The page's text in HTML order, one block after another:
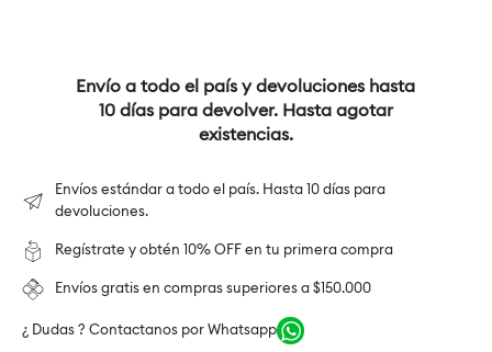
Envío a todo el país y devoluciones hasta
10 días para devolver. Hasta agotar
existencias.
Envíos estándar a todo el país. Hasta 10 días para
devoluciones.
Regístrate y obtén 10% OFF en tu primera compra
Envíos gratis en compras superiores a $150.000
¿ Dudas ? Contactanos por Whatsapp